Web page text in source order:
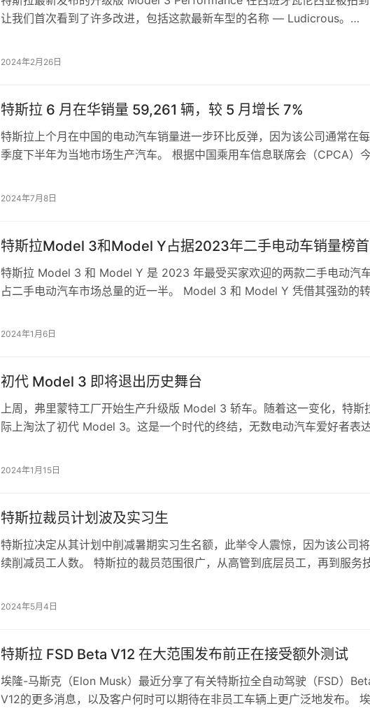
让我们首次看到了许多改进，包括这款最新车型的名称 — Ludicrous。
2024年2月26日
特斯拉 6 月在华销量 59,261 辆，较 5 月增长 7%
特斯拉上个月在中国的电动汽车销量进一步环比反弹，因为该公司通常在
季度下半年为当地市场生产汽车。 根据中国乘用车信息联席会（CPCA）
2024年7月8日
特斯拉Model 3和Model Y占据2023年二手电动车销量榜首
特斯拉 Model 3 和 Model Y 是 2023 年最受买家欢迎的两款二手电动汽车
占二手电动汽车市场总量的近一半。 Model 3 和 Model Y 凭借其强劲的
2024年1月6日
初代 Model 3 即将退出历史舞台
上周，弗里蒙特工厂开始生产升级版 Model 3 轿车。随着这一变化，特斯
际上淘汰了初代 Model 3。这是一个时代的终结，无数电动汽车爱好者表
2024年1月15日
特斯拉裁员计划波及实习生
特斯拉决定从其计划中削减暑期实习生名额，此举令人震惊，因为该公司
续削减员工人数。 特斯拉的裁员范围很广，从高管到底层员工，再到服务
2024年5月4日
特斯拉 FSD Beta V12 在大范围发布前正在接受额外测试
埃隆-马斯克（Elon Musk）最近分享了有关特斯拉全自动驾驶（FSD）
V12的更多消息，以及客户何时可以期待在非员工车辆上更广泛地发布。 埃